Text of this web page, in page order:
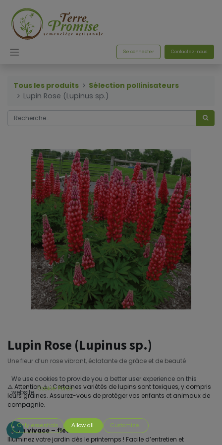
Se connecter Contactez-nous
Tous les produits
Sélection pollinisateurs
Lupin Rose (Lupinus sp.)
Lupin Rose (Lupinus sp.)
Une fleur d’un rose vibrant, éclatante de grâce et de beauté
⚠️ Attention ⚠️ : Certaines variétés de lupins sont toxiques, y compris
leurs graines. Assurez-vous de protéger vos enfants et animaux de
compagnie.
Lupin vivace – fleurs roses
Illuminez votre jardin dès le printemps ! Facile d’entretien et
We use cookies to provide you a better user experience on this
website. Cookie Policy
Only essentials Allow all Customize